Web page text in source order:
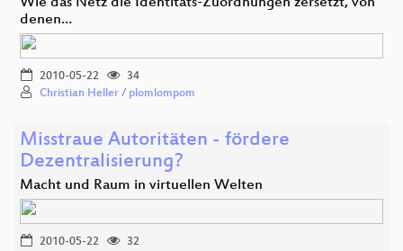
denen…
2010-05-22
34
Christian Heller / plomlompom
Misstraue Autoritäten - fördere
Dezentralisierung?
Macht und Raum in virtuellen Welten
2010-05-22
32